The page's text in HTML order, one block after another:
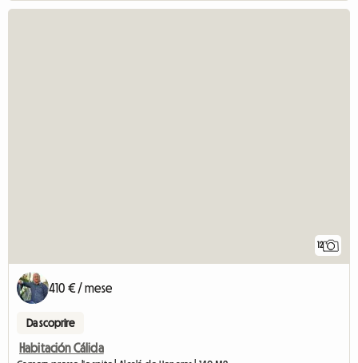
12
410 € / mese
Da scoprire
Habitación Cálida